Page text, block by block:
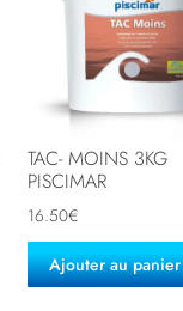
TAC- MOINS 3KG
PISCIMAR
16.50€
Ajouter au panier